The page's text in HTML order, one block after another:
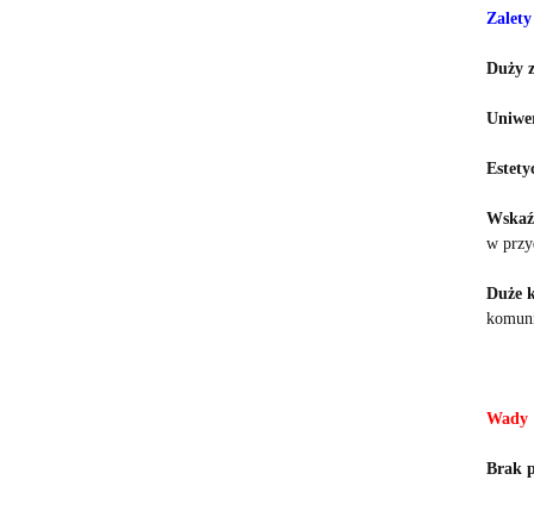
Zalety
Duży
w
Duże
Wady
Brak